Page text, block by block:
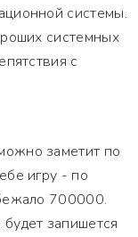
системы.
системных
с
заметит по
игру - по
700000.
запишется